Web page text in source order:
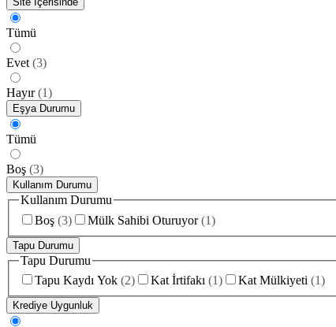
Tümü
Evet (3)
Hayır (1)
Eşya Durumu
Tümü
Boş (3)
Kullanım Durumu
Kullanım Durumu
Boş (3) Mülk Sahibi Oturuyor (1)
Tapu Durumu
Tapu Durumu
Tapu Kaydı Yok (2) Kat İrtifakı (1) Kat Mülkiyeti (1)
Krediye Uygunluk